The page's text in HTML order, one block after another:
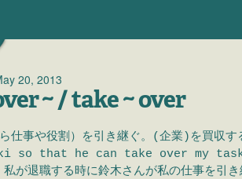
20, 2013
~ / take ~ over
ら仕事や役割）を引き継ぐ。(企業)を買
so that he can take over my
が退職する時に鈴木さんが私の仕事を引き